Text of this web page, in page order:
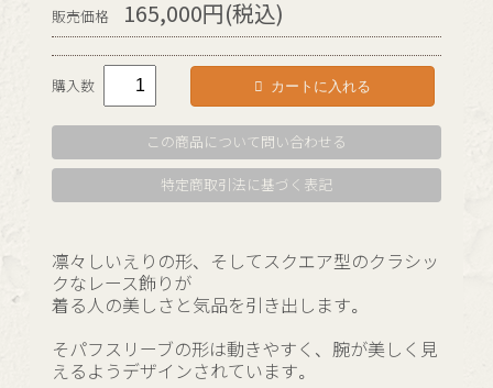
販売価格 165,000円(税込)
購入数 カートに入れる
この商品について問い合わせる
特定商取引法に基づく表記
凛々しいえりの形、そしてスクエア型のクラシッ
クなレース飾りが
着る人の美しさと気品を引き出します。
そパフスリーブの形は動きやすく、腕が美しく見
えるようデザインされています。